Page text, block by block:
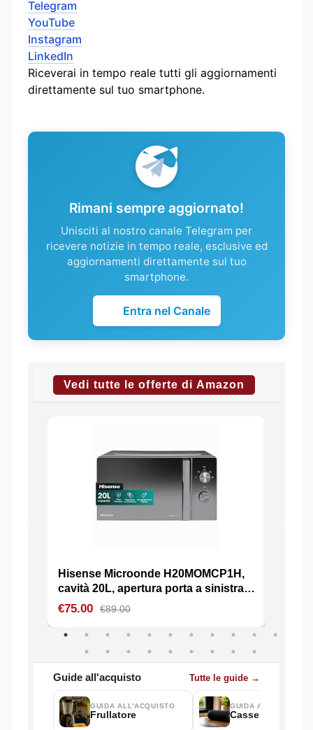
Telegram
YouTube
Instagram
LinkedIn
Riceverai in tempo reale tutti gli aggiornamenti
direttamente sul tuo smartphone.
Rimani sempre aggiornato!
Unisciti al nostro canale Telegram per
ricevere notizie in tempo reale, esclusive ed
aggiornamenti direttamente sul tuo
smartphone.
Entra nel Canale